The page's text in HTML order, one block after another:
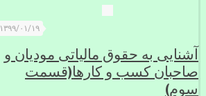
۱۳۹۹/۰۱/۱۹
آشنایی به حقوق مالیاتی مودیان و
صاحبان کسب و کارها(قسمت
سوم)